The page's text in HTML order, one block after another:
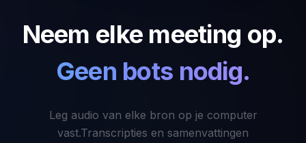
Neem elke meeting op.
Geen bots nodig.
Leg audio van elke bron op je computer
vast.Transcripties en samenvattingen